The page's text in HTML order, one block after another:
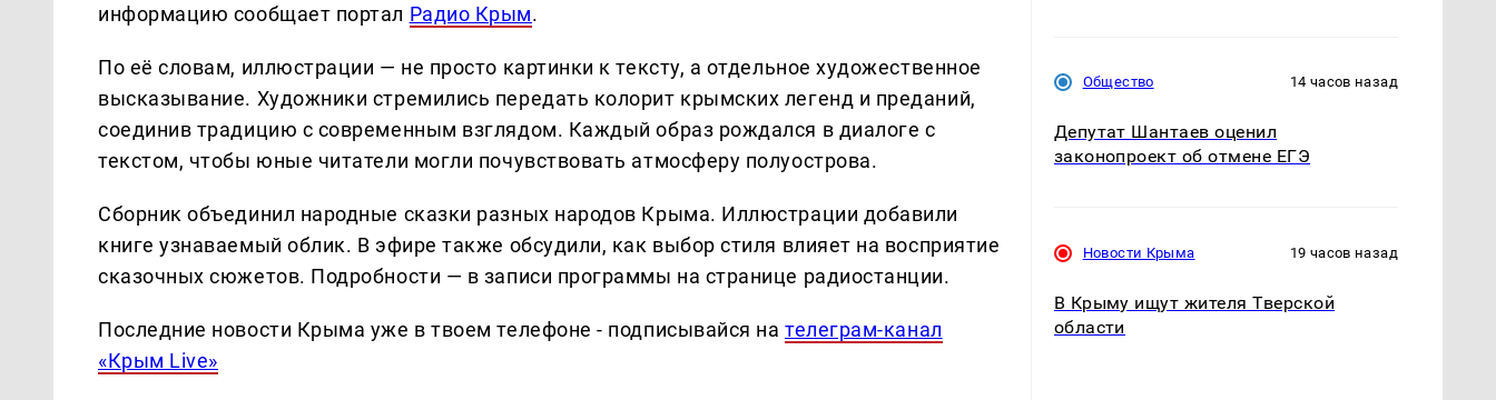
информацию сообщает портал Радио Крым.
По её словам, иллюстрации — не просто картинки к тексту, а отдельное художественное
высказывание. Художники стремились передать колорит крымских легенд и преданий,
соединив традицию с современным взглядом. Каждый образ рождался в диалоге с
текстом, чтобы юные читатели могли почувствовать атмосферу полуострова.
Сборник объединил народные сказки разных народов Крыма. Иллюстрации добавили
книге узнаваемый облик. В эфире также обсудили, как выбор стиля влияет на восприятие
сказочных сюжетов. Подробности — в записи программы на странице радиостанции.
Последние новости Крыма уже в твоем телефоне - подписывайся нателеграм-канал
«Крым Live»
Общество 14 часов назад
Депутат Шантаев оценил
законопроект об отмене ЕГЭ
Новости Крыма 19 часов назад
В Крыму ищут жителя Тверской
области